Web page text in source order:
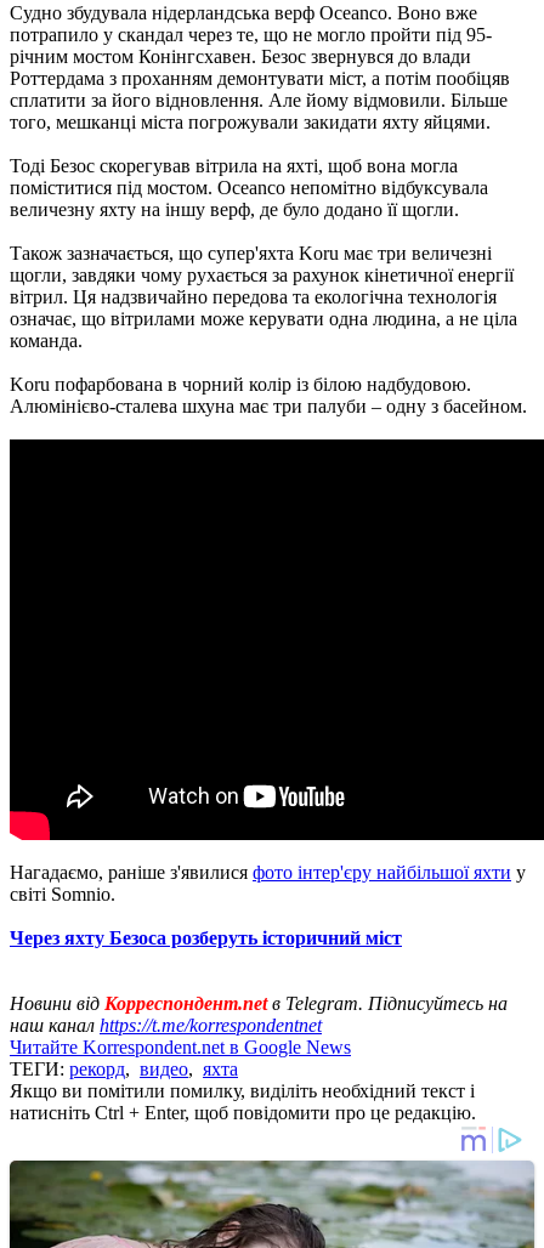
Судно збудувала нідерландська верф Oceanco. Воно вже
потрапило у скандал через те, що не могло пройти під 95-
річним мостом Конінгсхавен. Безос звернувся до влади
Роттердама з проханням демонтувати міст, а потім пообіцяв
сплатити за його відновлення. Але йому відмовили. Більше
того, мешканці міста погрожували закидати яхту яйцями.
Тоді Безос скорегував вітрила на яхті, щоб вона могла
поміститися під мостом. Oceanco непомітно відбуксувала
величезну яхту на іншу верф, де було додано її щогли.
Також зазначається, що супер'яхта Koru має три величезні
щогли, завдяки чому рухається за рахунок кінетичної енергії
вітрил. Ця надзвичайно передова та екологічна технологія
означає, що вітрилами може керувати одна людина, а не ціла
команда.
Koru пофарбована в чорний колір із білою надбудовою.
Алюмінієво-сталева шхуна має три палуби – одну з басейном.
Нагадаємо, раніше з'явилися фото інтер'єру найбільшої яхти у
світі Somnio.
Через яхту Безоса розберуть історичний міст
Новини від Корреспондент.netв Telegram. Підписуйтесь на
наш канал https://t.me/korrespondentnet
Читайте Korrespondent.net в Google News
ТЕГИ: рекорд, видео, яхта
Якщо ви помітили помилку, виділіть необхідний текст і
натисніть Ctrl + Enter, щоб повідомити про це редакцію.